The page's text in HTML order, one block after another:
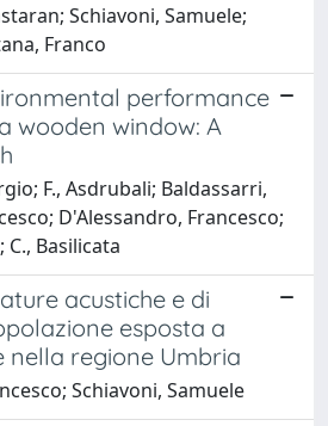
Schiavoni, Samuele;
Franco
performance
wooden window: A
F., Asdrubali; Baldassarri,
D'Alessandro, Francesco;
C., Basilicata
acustiche e di
esposta a
nella regione Umbria
Schiavoni, Samuele